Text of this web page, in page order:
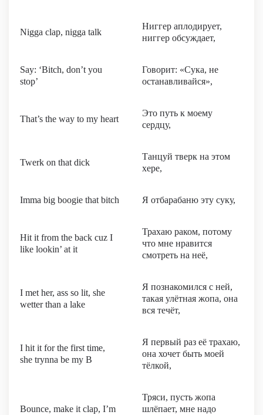
Nigga clap, nigga talk
Ниггер аплодирует,
ниггер обсуждает,
Say: ‘Bitch, don’t you
stop’
Говорит: «Сука, не
останавливайся»,
That’s the way to my heart
Это путь к моему
сердцу,
Twerk on that dick
Танцуй тверк на этом
хере,
Imma big boogie that bitch Я отбарабаню эту суку,
Hit it from the back cuz I
like lookin’ at it
Трахаю раком, потому
что мне нравится
смотреть на неё,
I met her, ass so lit, she
wetter than a lake
Я познакомился с ней,
такая улётная жопа, она
вся течёт,
I hit it for the first time,
she trynna be my B
Я первый раз её трахаю,
она хочет быть моей
тёлкой,
Bounce, make it clap, I’m
Тряси, пусть жопа
шлёпает, мне надо